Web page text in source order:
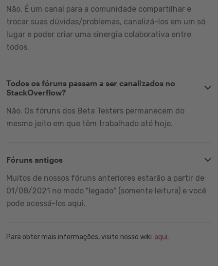
Não. É um canal para a comunidade compartilhar e
trocar suas dúvidas/problemas, canalizá-los em um só
lugar e poder criar uma sinergia colaborativa entre
todos.
Todos os fóruns passam a ser canalizados no
StackOverflow?
Não. Os fóruns dos Beta Testers permanecem do
mesmo jeito em que têm trabalhado até hoje.
Fóruns antigos
Muitos de nossos fóruns anteriores estarão a partir de
01/08/2021 no modo "legado" (somente leitura) e você
pode acessá-los aqui.
Para obter mais informações, visite nosso wiki aqui.